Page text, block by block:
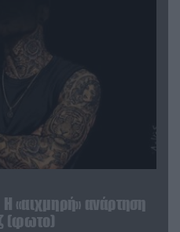
«αιχμηρή» ανάρτηση
(φωτο)